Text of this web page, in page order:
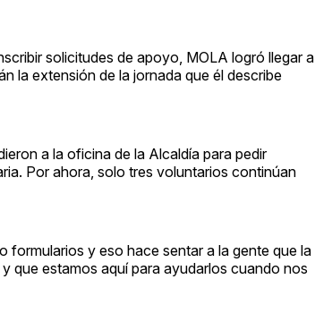
solicitudes de apoyo, MOLA logró llegar a
la extensión de la jornada que él describe
a la oficina de la Alcaldía para pedir
Por ahora, solo tres voluntarios continúan
formularios y eso hace sentar a la gente que la
que estamos aquí para ayudarlos cuando nos